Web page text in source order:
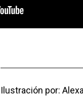
Ilustración por: